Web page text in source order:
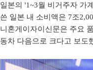
일본의 '1~3월 비거주자 가
쓴 일본 내 소비액은 7조
니혼게이자이신문은 주요
동차 다음으로 크다고 보도